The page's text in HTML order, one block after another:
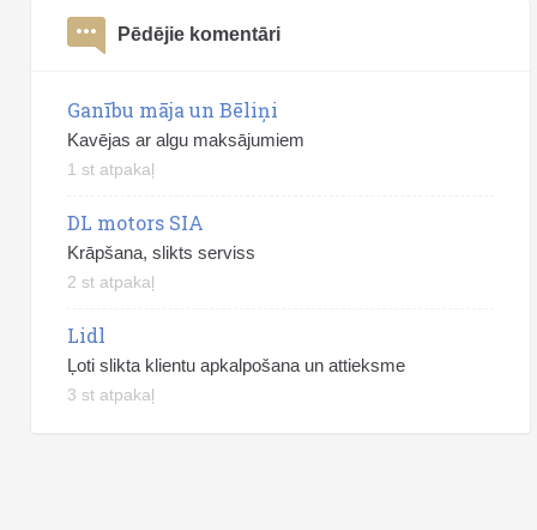
Pēdējie komentāri
Ganību māja un Bēliņi
Kavējas ar algu maksājumiem
1 st atpakaļ
DL motors SIA
Krāpšana, slikts serviss
2 st atpakaļ
Lidl
Ļoti slikta klientu apkalpošana un attieksme
3 st atpakaļ